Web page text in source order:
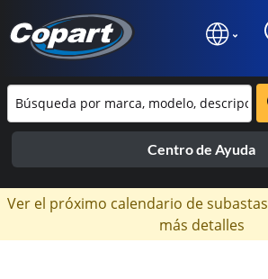
Centro de Ayuda
Ver el próximo calendario de subastas
más detalles